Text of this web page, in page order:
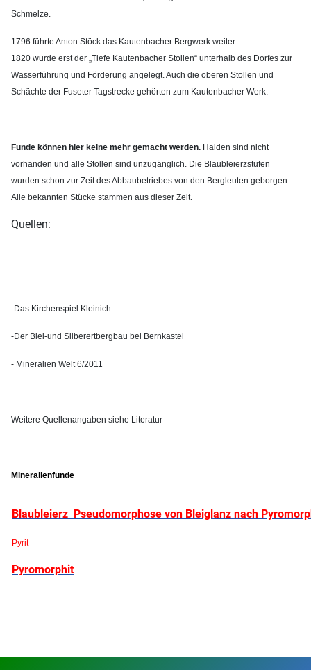
Schmelze.
1796 führte Anton Stöck das Kautenbacher Bergwerk weiter.
1820 wurde erst der „Tiefe Kautenbacher Stollen“ unterhalb des Dorfes zur
Wasserführung und Förderung angelegt. Auch die oberen Stollen und
Schächte der Fuseter Tagstrecke gehörten zum Kautenbacher Werk.
Funde können hier keine mehr gemacht werden. Halden sind nicht
vorhanden und alle Stollen sind unzugänglich. Die Blaubleierzstufen
wurden schon zur Zeit des Abbaubetriebes von den Bergleuten geborgen.
Alle bekannten Stücke stammen aus dieser Zeit.
Quellen:
-Das Kirchenspiel Kleinich
-Der Blei-und Silberertbergbau bei Bernkastel
- Mineralien Welt 6/2011
Weitere Quellenangaben siehe Literatur
Mineralienfunde
Blaubleierz Pseudomorphose von Bleiglanz nach
Pyrit
Pyromorphit